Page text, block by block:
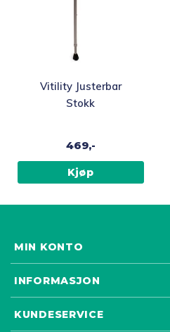
Vitility Justerbar
Stokk
469,-
Kjøp
MIN KONTO
INFORMASJON
KUNDESERVICE